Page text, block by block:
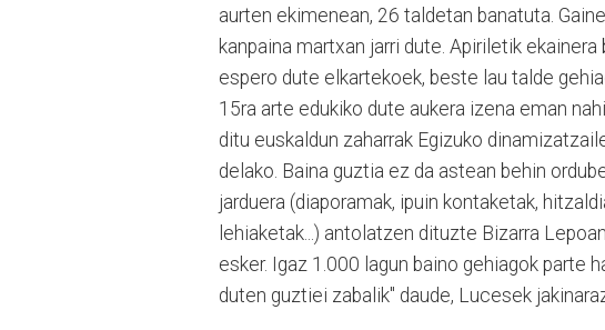
aurten ekimenean, 26 taldetan banatuta.
kanpaina martxan jarri dute. Apiriletik
espero dute elkartekoek, beste lau talde
15ra arte edukiko dute aukera izena eman
ditu euskaldun zaharrak Egizuko
delako. Baina guztia ez da astean behin
jarduera (diaporamak, ipuin kontaketak,
lehiaketak...) antolatzen dituzte Bizarra
esker. Igaz 1.000 lagun baino gehiagok parte
duten guztiei zabalik" daude, Lucesek